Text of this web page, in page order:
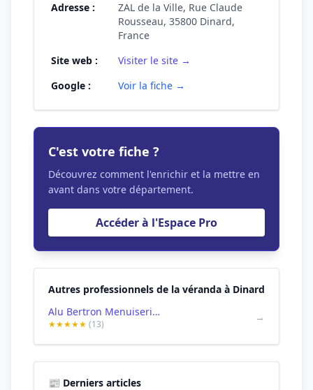
Adresse :
ZAL de la Ville, Rue Claude
Rousseau, 35800 Dinard,
France
Site web :
Visiter le site →
Google :
Voir la fiche →
C'est votre fiche ?
Découvrez comment l'enrichir et la mettre en
avant dans votre département.
Accéder à l'Espace Pro
Autres professionnels de la véranda à Dinard
Alu Bertron Menuiseries Fermetures - Dinard
★★★★★ (13)
→
📰 Derniers articles